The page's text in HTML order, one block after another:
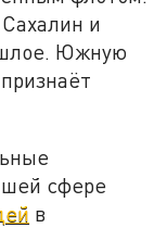
и
Южную
сфере
в